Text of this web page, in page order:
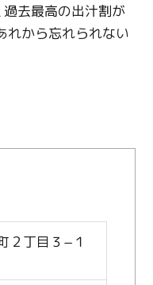
去最高の出汁割が
れから忘れられない
２丁目３−１